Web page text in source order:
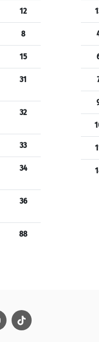
12
8
15
31
32
33
34
36
88